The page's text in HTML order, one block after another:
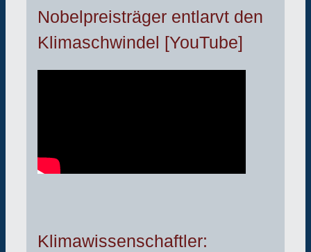
Nobelpreisträger entlarvt den
Klimaschwindel [YouTube]
Klimawissenschaftler: